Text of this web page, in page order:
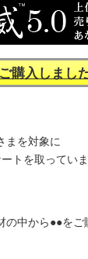
購入しまし
まを対象に
トを取っていま
の中から●●をご